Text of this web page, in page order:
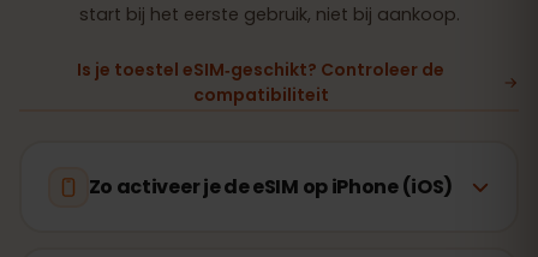
start bij het eerste gebruik, niet bij aankoop.
Is je toestel eSIM‑geschikt? Controleer de
compatibiliteit
Zo activeer je de eSIM op iPhone (iOS)